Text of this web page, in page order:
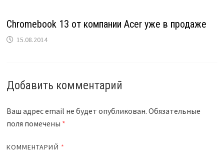
Chromebook 13 от компании Acer уже в продаже
15.08.2014
Добавить комментарий
Ваш адрес email не будет опубликован. Обязательные
поля помечены *
КОММЕНТАРИЙ *